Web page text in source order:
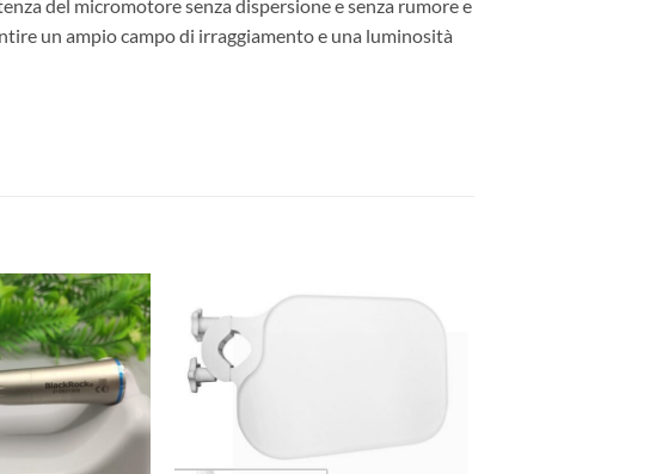
del micromotore senza dispersione e senza rumore e
un ampio campo di irraggiamento e una luminosità
Aggiungi
alla lista
dei
desideri